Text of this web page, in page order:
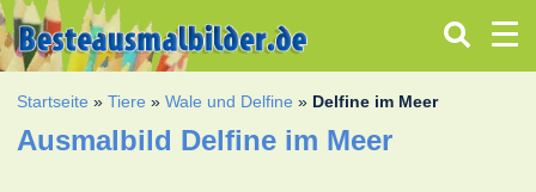
Startseite »Tiere »Wale und Delfine » Delfine im Meer
Ausmalbild Delfine im Meer